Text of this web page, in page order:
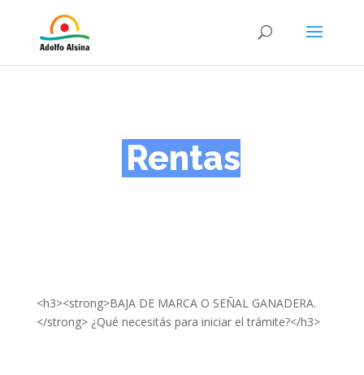
Rentas
<h3><strong>BAJA DE MARCA O SEÑAL GANADERA.
</strong> ¿Qué necesitás para iniciar el trámite?</h3>